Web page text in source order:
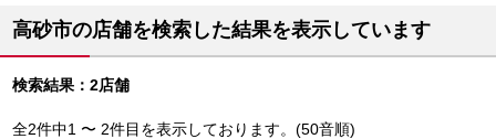
高砂市の店舗を検索した結果を表示しています
検索結果：2店舗
全2件中1 〜 2件目を表示しております。(50音順)